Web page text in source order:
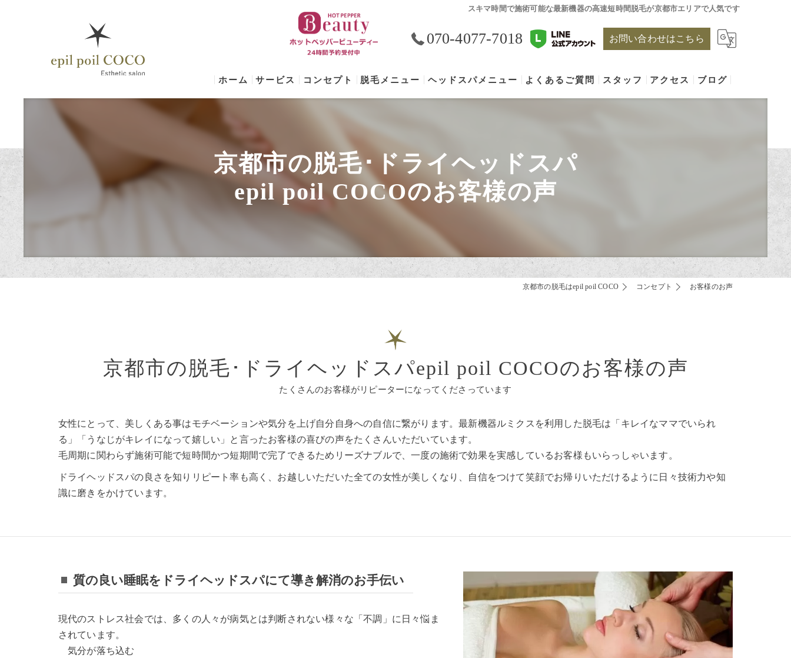
スキマ時間で施術可能な最新機器の高速短時間脱毛が京都市エリアで人気です
070-4077-7018 お問い合わせはこちら
ホーム サービス コンセプト
epil poil COCOの評判
脱毛メニュー ヘッドスパメニュー よくあるご質問 スタッフ アクセス ブログ
京都市の脱毛･ドライヘッドスパ
epil poil COCOのお客様の声
京都市の脱毛はepil poil COCO コンセプト お客様のお声
たくさんのお客様がリピーターになってくださっています
京都市の脱毛･ドライヘッドスパepil poil COCOのお客様の声
女性にとって、美しくある事はモチベーションや気分を上げ自分自身への自信に繋がります。最新機器ルミクスを利用した脱毛は「キレイなママでいられ
る」「うなじがキレイになって嬉しい」と言ったお客様の喜びの声をたくさんいただいています。
毛周期に関わらず施術可能で短時間かつ短期間で完了できるためリーズナブルで、一度の施術で効果を実感しているお客様もいらっしゃいます。
ドライヘッドスパの良さを知りリピート率も高く、お越しいただいた全ての女性が美しくなり、自信をつけて笑顔でお帰りいただけるように日々技術力や知
識に磨きをかけています。
質の良い睡眠をドライヘッドスパにて導き解消のお手伝い
現代のストレス社会では、多くの人々が病気とは判断されない様々な「不調」に日々悩ま
されています。
気分が落ち込む